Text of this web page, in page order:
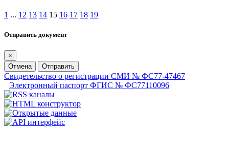
1 ... 12 13 14 15 16 17 18 19
Отправить документ
×
Отмена
Отправить
Свидетельство о регистрации СМИ № ФС77-47467
Электронный паспорт ФГИС № ФС77110096